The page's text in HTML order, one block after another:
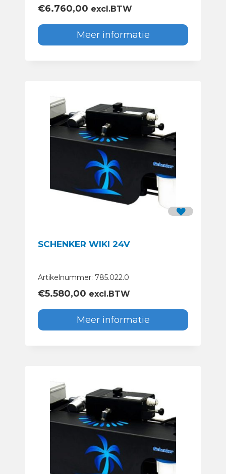
€6.760,00 excl.BTW
Meer informatie
SCHENKER WIKI 24V
Artikelnummer: 785.022.0
€5.580,00 excl.BTW
Meer informatie